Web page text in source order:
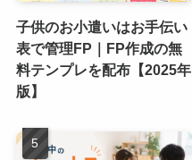
子供のお小遣いはお手伝い
表で管理FP｜FP作成の無
料テンプレを配布【2025年
版】